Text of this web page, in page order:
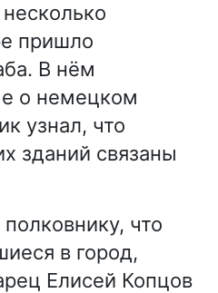
пришло
В нём
о немецком
узнал, что
зданий связаны
что
в город,
Елисей Копцов